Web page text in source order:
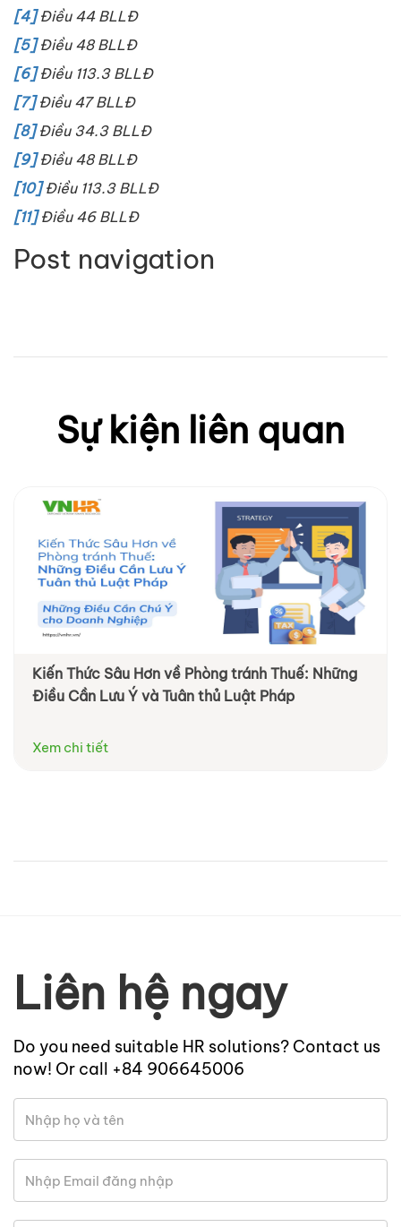
[4]Điều 44 BLLĐ
[5]Điều 48 BLLĐ
[6]Điều 113.3 BLLĐ
[7]Điều 47 BLLĐ
[8]Điều 34.3 BLLĐ
[9]Điều 48 BLLĐ
[10]Điều 113.3 BLLĐ
[11]Điều 46 BLLĐ
Post navigation
Sự kiện liên quan
Kiến Thức Sâu Hơn về Phòng tránh Thuế: Những
Điều Cần Lưu Ý và Tuân thủ Luật Pháp
Xem chi tiết
Liên hệ ngay
Do you need suitable HR solutions? Contact us
now! Or call +84 906645006